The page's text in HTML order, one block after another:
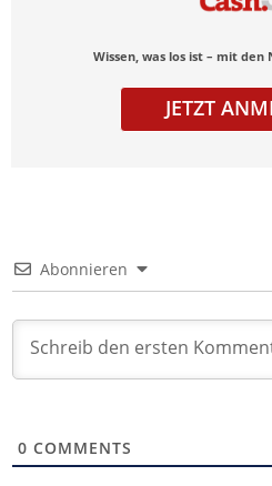
Wissen, was los ist – mit den
JETZT
Abonnieren
0 COMMENTS